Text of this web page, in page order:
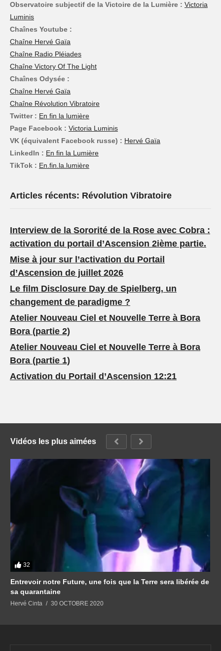
Observatoire subjectif de la Victoire de la Lumière : Victoria
Luminis
Chaînes Youtube :
Chaîne Hervé Gaïa
Chaîne Radio Pléiades
Chaîne Victory Of The Light
Chaînes Odysée :
Chaîne Hervé Gaïa
Chaîne Révolution Vibratoire
Twitter : En fin la lumière
Page Facebook : Victoria Luminis
VK (équivalent Facebook russe) : Hervé Gaïa
LinkedIn : En fin la Lumière
TikTok : En.fin.la.lumière
Articles récents: Révolution Vibratoire
Interview de la Sororité de la Rose avec Cobra :
activation du portail d’Ascension 2ième partie.
Mise à jour sur l’activation du Portail
d’Ascension de juillet 2026
Le film Disclosure Day de Spielberg, un
changement de paradigme ?
Atelier Nouveau Ciel et Nouvelle Terre à Bora
Bora (partie 2)
Atelier Nouveau Ciel et Nouvelle Terre à Bora
Bora (partie 1)
Activation du Portail d’Ascension 12:21
Vidéos les plus aimées
32
Entrevoir notre Future, une fois que la Terre sera libérée de
sa quarantaine
Hervé Cinta 30 OCTOBRE 2020